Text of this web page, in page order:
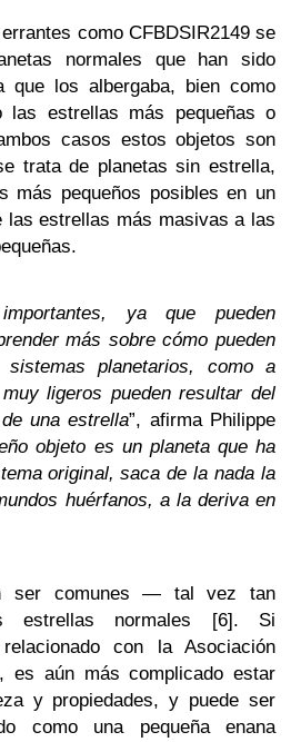
como CFBDSIR2149 se
normales que han sido
que los albergaba, bien como
las estrellas más pequeñas o
casos estos objetos son
trata de planetas sin estrella,
más pequeños posibles en un
las estrellas más masivas a las
ya que pueden
más sobre cómo pueden
planetarios, como a
ligeros pueden resultar del
una estrella”, afirma Philippe
objeto es un planeta que ha
original, saca de la nada la
huérfanos, a la deriva en
ser comunes — tal vez tan
estrellas normales [6]. Si
con la Asociación
es aún más complicado estar
y propiedades, y puede ser
como una pequeña enana